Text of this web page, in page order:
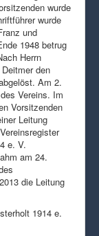
wurde
wurde
und
1948 betrug
Herrn
den
Am 2.
Vereins. Im
Vorsitzenden
Leitung
e. V.
am 24.
die Leitung
1914 e.